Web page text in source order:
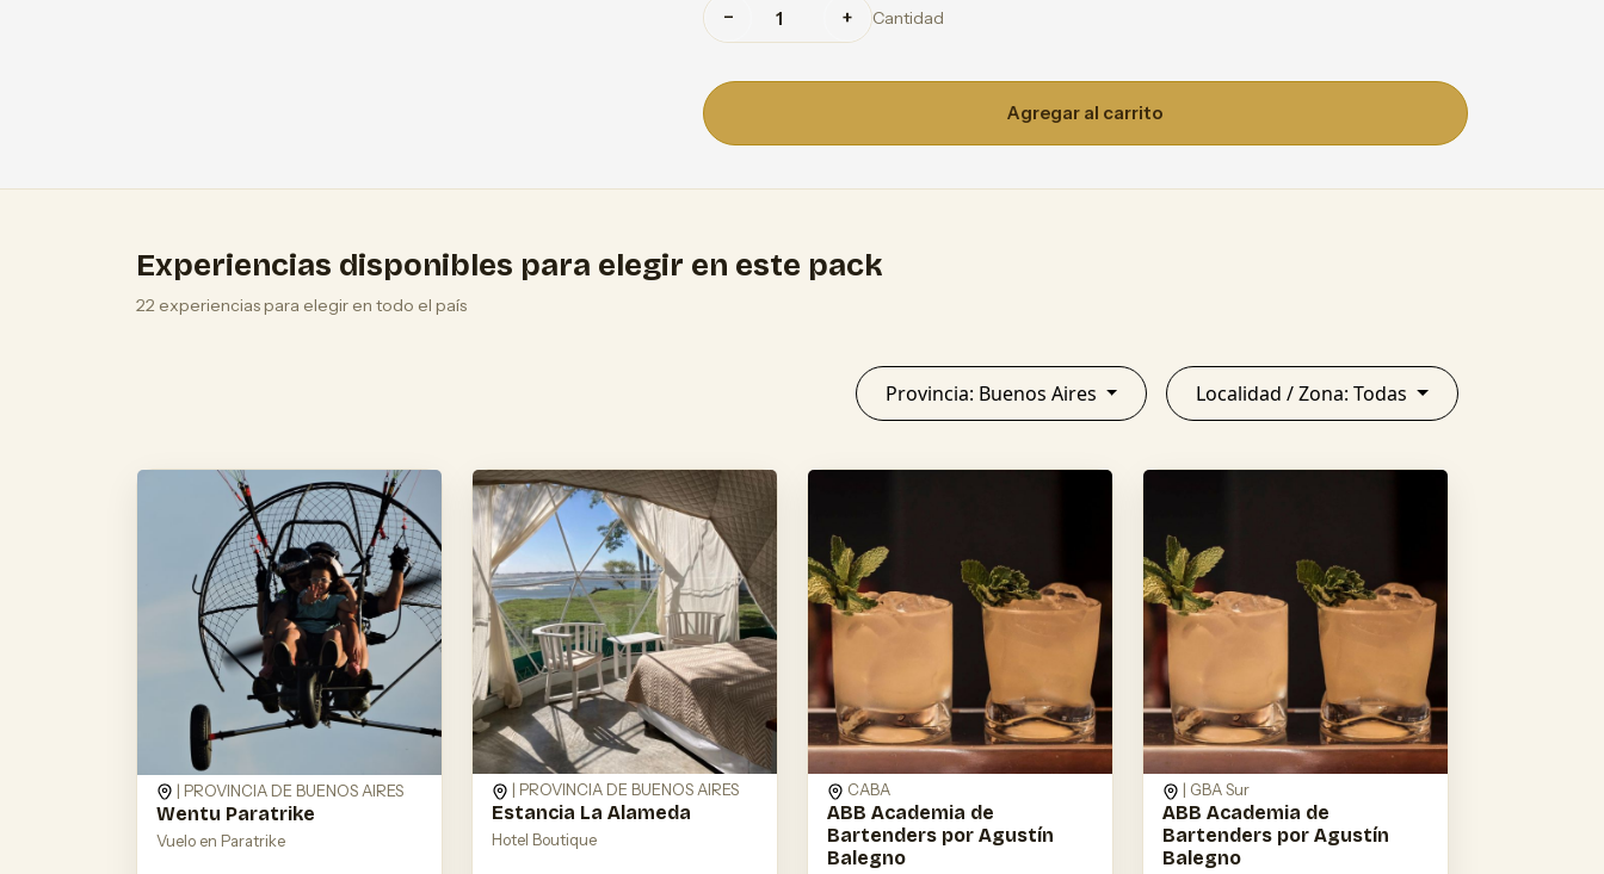
− + Cantidad
Agregar al carrito
Experiencias disponibles para elegir en este pack
22 experiencias para elegir en todo el país
Provincia: Buenos Aires Localidad / Zona: Todas
| PROVINCIA DE BUENOS AIRES
Wentu Paratrike
Vuelo en Paratrike
| PROVINCIA DE BUENOS AIRES
Estancia La Alameda
Hotel Boutique
CABA
ABB Academia de
Bartenders por Agustín
Balegno
| GBA Sur
ABB Academia de
Bartenders por Agustín
Balegno